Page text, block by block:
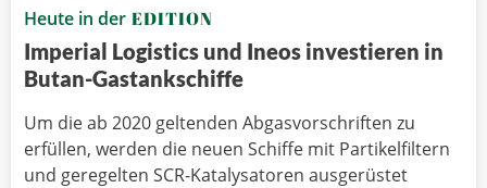
Heute in der EDITION
Imperial Logistics und Ineos investieren in
Butan-Gastankschiffe
Um die ab 2020 geltenden Abgasvorschriften zu
erfüllen, werden die neuen Schiffe mit Partikelfiltern
und geregelten SCR-Katalysatoren ausgerüstet